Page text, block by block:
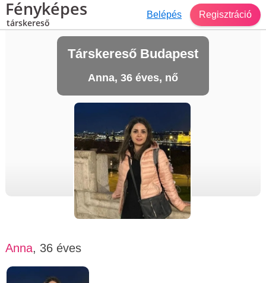
Fényképes
társkereső
Belépés Regisztráció
Társkereső Budapest
Anna, 36 éves, nő
Anna, 36 éves